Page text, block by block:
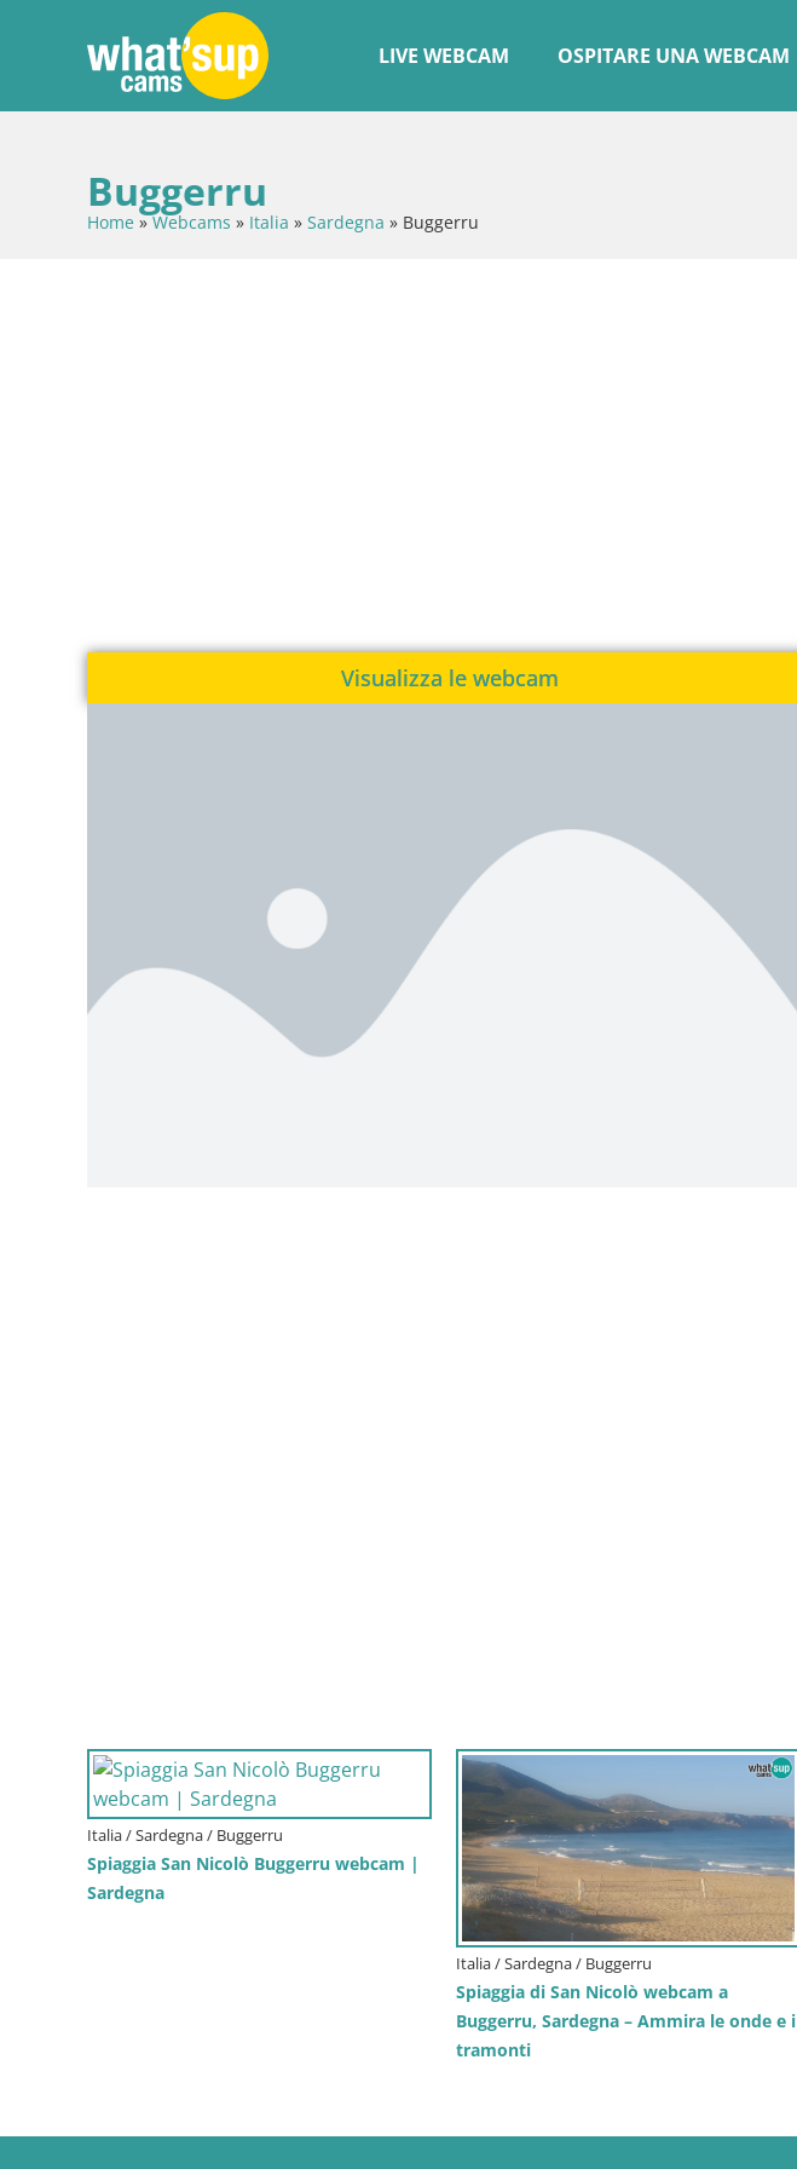
LIVE WEBCAM OSPITARE UNA WEBCAM
Buggerru
Home »Webcams » Italia » Sardegna » Buggerru
Visualizza le webcam
Italia / Sardegna / Buggerru
Spiaggia San Nicolò Buggerru webcam |
Sardegna
Italia / Sardegna / Buggerru
Spiaggia di San Nicolò webcam a
Buggerru, Sardegna – Ammira le onde e i
tramonti